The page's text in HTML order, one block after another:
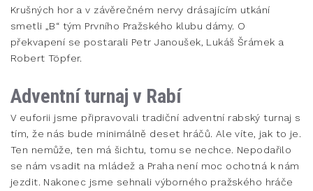
Krušných hor a v závěrečném nervy drásajícím utkání
smetli „B“ tým Prvního Pražského klubu dámy. O
překvapení se postarali Petr Janoušek, Lukáš Šrámek a
Robert Töpfer.
Adventní turnaj v Rabí
V euforii jsme připravovali tradiční adventní rabský turnaj s
tím, že nás bude minimálně deset hráčů. Ale víte, jak to je.
Ten nemůže, ten má šichtu, tomu se nechce. Nepodařilo
se nám vsadit na mládež a Praha není moc ochotná k nám
jezdit. Nakonec jsme sehnali výborného pražského hráče